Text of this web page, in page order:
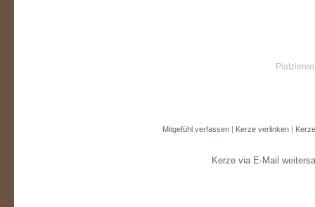
Mitgefühl verfassen | Kerze verlinken |
Kerze via E-Mail